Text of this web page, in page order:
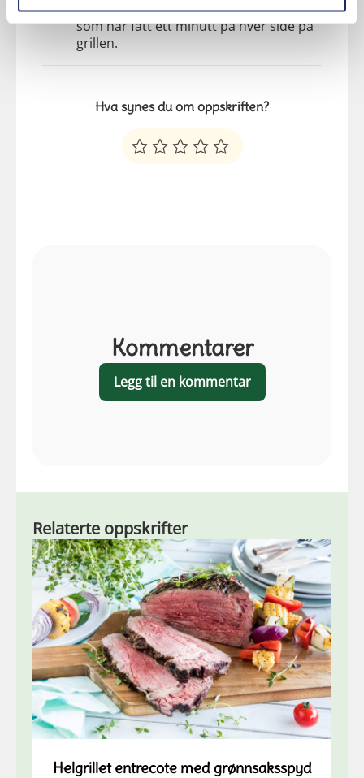
kyllinglårene, sammen med godt brød
som har fått ett minutt på hver side på
grillen.
Hva synes du om oppskriften?
Kommentarer
Legg til en kommentar
Relaterte oppskrifter
Helgrillet entrecote med grønnsaksspyd